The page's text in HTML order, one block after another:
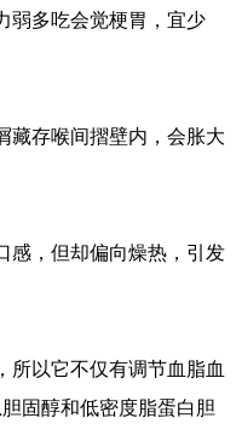
弱多吃会觉梗胃，宜少
藏存喉间摺壁内，会胀大
感，但却偏向燥热，引发
所以它不仅有调节血脂血
固醇和低密度脂蛋白胆